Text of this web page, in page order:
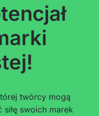
twórcy mogą
swoich marek